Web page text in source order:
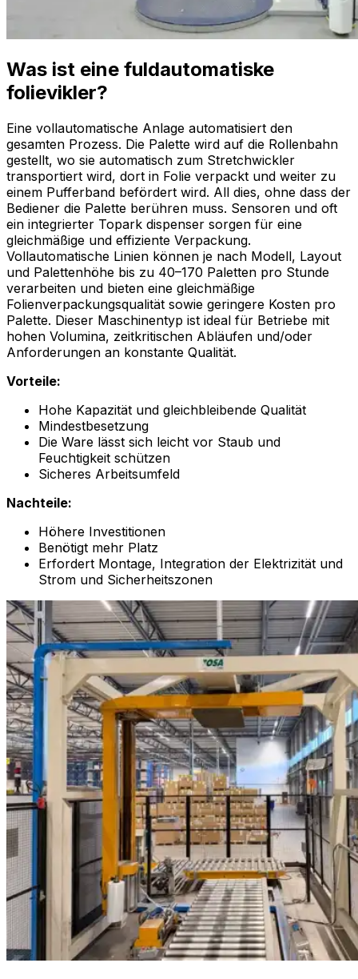
Was ist eine fuldautomatiske
folievikler?
Eine vollautomatische Anlage automatisiert den
gesamten Prozess. Die Palette wird auf die Rollenbahn
gestellt, wo sie automatisch zum Stretchwickler
transportiert wird, dort in Folie verpackt und weiter zu
einem Pufferband befördert wird. All dies, ohne dass der
Bediener die Palette berühren muss. Sensoren und oft
ein integrierter Topark dispenser sorgen für eine
gleichmäßige und effiziente Verpackung.
Vollautomatische Linien können je nach Modell, Layout
und Palettenhöhe bis zu 40–170 Paletten pro Stunde
verarbeiten und bieten eine gleichmäßige
Folienverpackungsqualität sowie geringere Kosten pro
Palette. Dieser Maschinentyp ist ideal für Betriebe mit
hohen Volumina, zeitkritischen Abläufen und/oder
Anforderungen an konstante Qualität.
Vorteile:
Hohe Kapazität und gleichbleibende Qualität
Mindestbesetzung
Die Ware lässt sich leicht vor Staub und
Feuchtigkeit schützen
Sicheres Arbeitsumfeld
Nachteile:
Höhere Investitionen
Benötigt mehr Platz
Erfordert Montage, Integration der Elektrizität und
Strom und Sicherheitszonen